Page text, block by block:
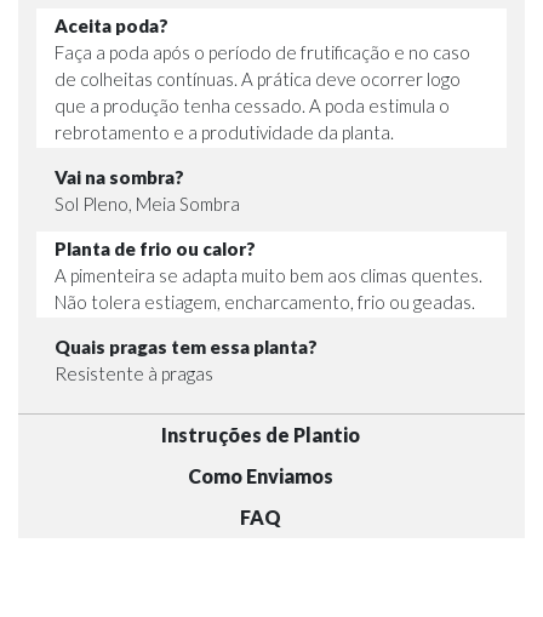
Aceita poda?
Faça a poda após o período de frutificação e no caso
de colheitas contínuas. A prática deve ocorrer logo
que a produção tenha cessado. A poda estimula o
rebrotamento e a produtividade da planta.
Vai na sombra?
Sol Pleno, Meia Sombra
Planta de frio ou calor?
A pimenteira se adapta muito bem aos climas quentes.
Não tolera estiagem, encharcamento, frio ou geadas.
Quais pragas tem essa planta?
Resistente à pragas
Instruções de Plantio
Como Enviamos
FAQ